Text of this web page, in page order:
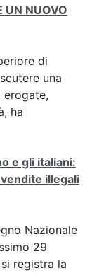
UN NUOVO
di
una
erogate,
ha
e gli italiani:
illegali
Nazionale
29
registra la